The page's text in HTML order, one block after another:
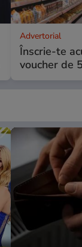
Advertorial
Înscrie-te
voucher de